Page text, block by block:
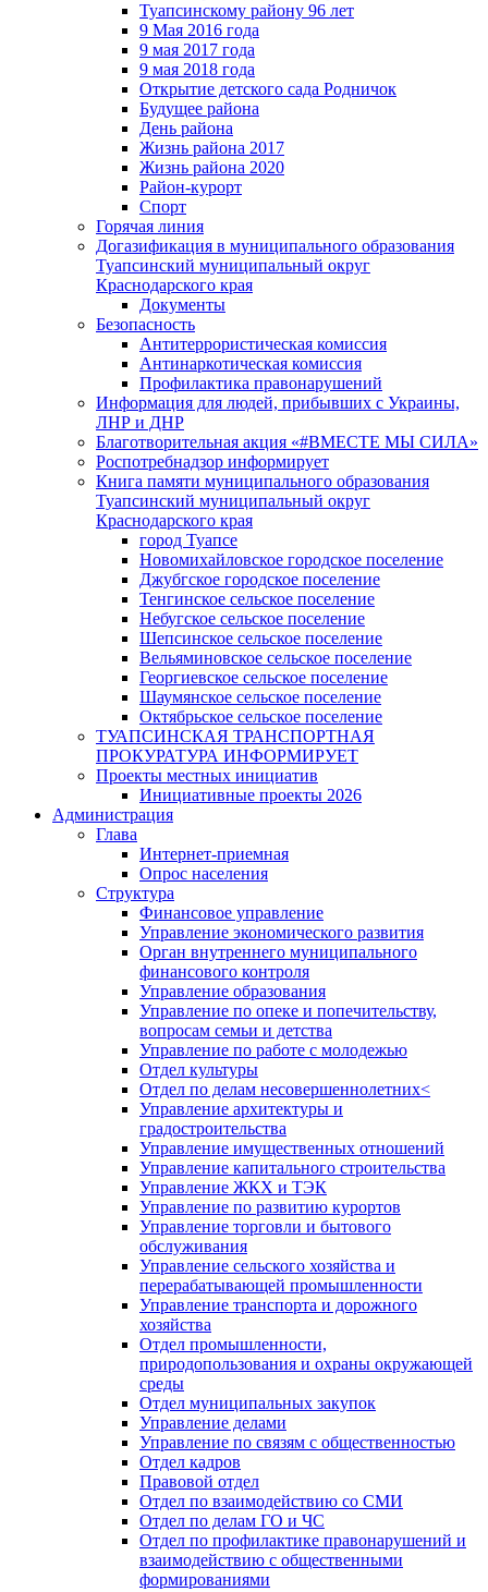
Туапсинскому району 96 лет
9 Мая 2016 года
9 мая 2017 года
9 мая 2018 года
Открытие детского сада Родничок
Будущее района
День района
Жизнь района 2017
Жизнь района 2020
Район-курорт
Спорт
Горячая линия
Догазификация в муниципального образования
Туапсинский муниципальный округ
Краснодарского края
Документы
Безопасность
Антитеррористическая комиссия
Антинаркотическая комиссия
Профилактика правонарушений
Информация для людей, прибывших с Украины,
ЛНР и ДНР
Благотворительная акция «#ВМЕСТЕ МЫ СИЛА»
Роспотребнадзор информирует
Книга памяти муниципального образования
Туапсинский муниципальный округ
Краснодарского края
город Туапсе
Новомихайловское городское поселение
Джубгское городское поселение
Тенгинское сельское поселение
Небугское сельское поселение
Шепсинское сельское поселение
Вельяминовское сельское поселение
Георгиевское сельское поселение
Шаумянское сельское поселение
Октябрьское сельское поселение
ТУАПСИНСКАЯ ТРАНСПОРТНАЯ
ПРОКУРАТУРА ИНФОРМИРУЕТ
Проекты местных инициатив
Инициативные проекты 2026
Администрация
Глава
Интернет-приемная
Опрос населения
Структура
Финансовое управление
Управление экономического развития
Орган внутреннего муниципального
финансового контроля
Управление образования
Управление по опеке и попечительству,
вопросам семьи и детства
Управление по работе с молодежью
Отдел культуры
Отдел по делам несовершеннолетних<
Управление архитектуры и
градостроительства
Управление имущественных отношений
Управление капитального строительства
Управление ЖКХ и ТЭК
Управление по развитию курортов
Управление торговли и бытового
обслуживания
Управление сельского хозяйства и
перерабатывающей промышленности
Управление транспорта и дорожного
хозяйства
Отдел промышленности,
природопользования и охраны окружающей
среды
Отдел муниципальных закупок
Управление делами
Управление по связям с общественностью
Отдел кадров
Правовой отдел
Отдел по взаимодействию со СМИ
Отдел по делам ГО и ЧС
Отдел по профилактике правонарушений и
взаимодействию с общественными
формированиями